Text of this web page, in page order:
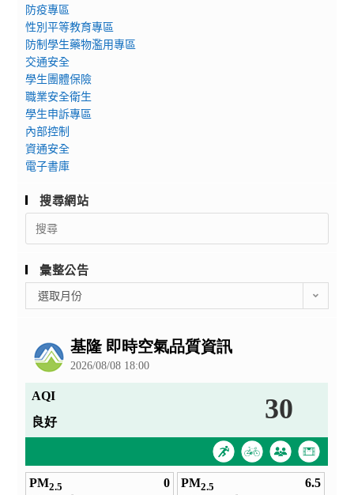
防疫專區
性別平等教育專區
防制學生藥物濫用專區
交通安全
學生團體保險
職業安全衛生
學生申訴專區
內部控制
資通安全
電子書庫
搜尋網站
Search
for:
彙整公告
整
選取月份